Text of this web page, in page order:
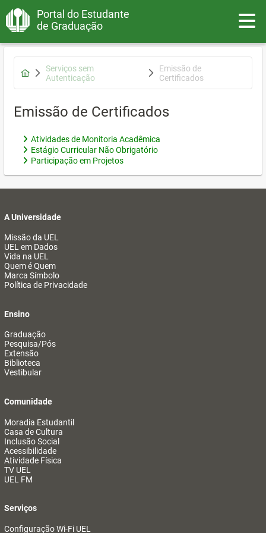
Portal do Estudante
de Graduação
Serviços sem
Autenticação
Emissão de
Certificados
Emissão de Certificados
Atividades de Monitoria Acadêmica
Estágio Curricular Não Obrigatório
Participação em Projetos
A Universidade
Missão da UEL
UEL em Dados
Vida na UEL
Quem é Quem
Marca Símbolo
Política de Privacidade
Ensino
Graduação
Pesquisa/Pós
Extensão
Biblioteca
Vestibular
Comunidade
Moradia Estudantil
Casa de Cultura
Inclusão Social
Acessibilidade
Atividade Física
TV UEL
UEL FM
Serviços
Configuração Wi-Fi UEL